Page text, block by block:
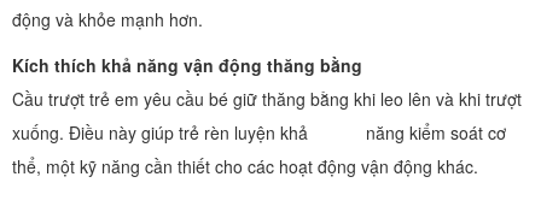
động và khỏe mạnh hơn.
Kích thích khả năng vận động thăng bằng
Cầu trượt trẻ em yêu cầu bé giữ thăng bằng khi leo lên và khi trượt
xuống. Điều này giúp trẻ rèn luyện khả năng kiểm soát cơ
thể, một kỹ năng cần thiết cho các hoạt động vận động khác.